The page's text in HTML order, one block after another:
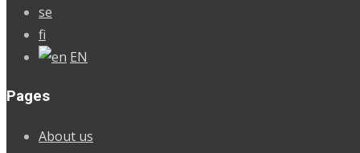
se
fi
EN
Pages
About us